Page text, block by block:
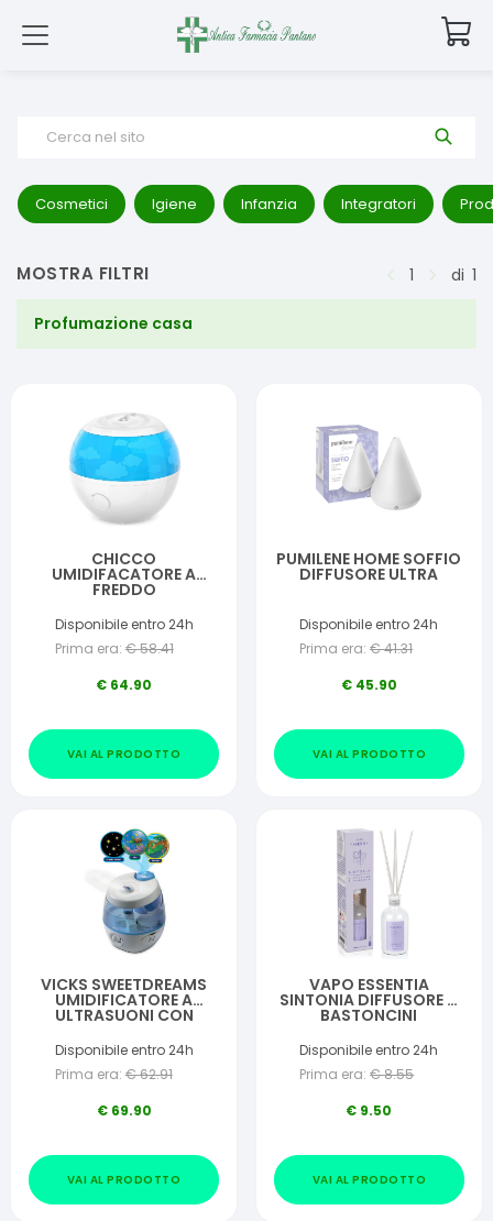
Cerca nel sito
Cosmetici Igiene Infanzia Integratori
MOSTRA FILTRI 1 di 1
Profumazione casa
CHICCO
UMIDIFACATORE A
FREDDO
Disponibile entro 24h
Prima era: €58.41
€ 64.90
VAI AL PRODOTTO
PUMILENE HOME SOFFIO
DIFFUSORE ULTRA
Disponibile entro 24h
Prima era: €41.31
€ 45.90
VAI AL PRODOTTO
VICKS SWEETDREAMS
UMIDIFICATORE A
ULTRASUONI CON
Disponibile entro 24h
Prima era: €62.91
€ 69.90
VAI AL PRODOTTO
VAPO ESSENTIA
SINTONIA DIFFUSORE A
BASTONCINI
Disponibile entro 24h
Prima era: €8.55
€ 9.50
VAI AL PRODOTTO